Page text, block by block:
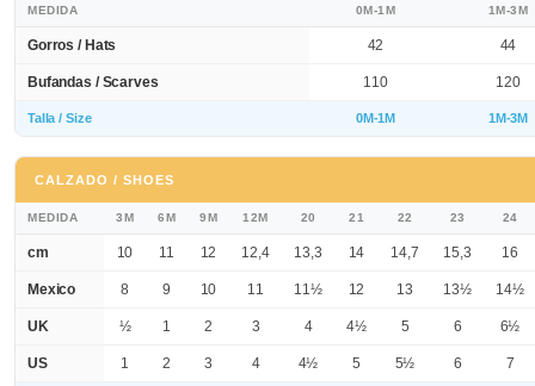
MEDIDA 0M-1M 1M-3M
Gorros / Hats 42 44
Bufandas / Scarves 110 120
Talla / Size 0M-1M 1M-3M
CALZADO / SHOES
MEDIDA 3M 6M 9M 12M 20 21 22 23 24
cm 10 11 12 12,4 13,3 14 14,7 15,3 16
Mexico 8 9 10 11 11½ 12 13 13½ 14½
UK ½ 1 2 3 4 4½ 5 6 6½
US 1 2 3 4 4½ 5 5½ 6 7